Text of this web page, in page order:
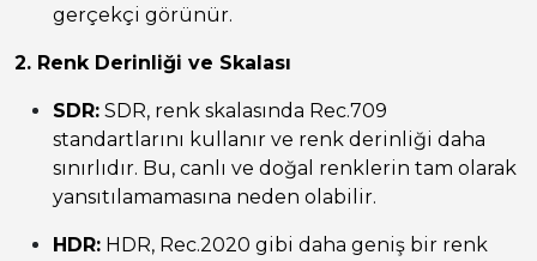
gerçekçi görünür.
2. Renk Derinliği ve Skalası
SDR: SDR, renk skalasında Rec.709
standartlarını kullanır ve renk derinliği daha
sınırlıdır. Bu, canlı ve doğal renklerin tam olarak
yansıtılamamasına neden olabilir.
HDR: HDR, Rec.2020 gibi daha geniş bir renk